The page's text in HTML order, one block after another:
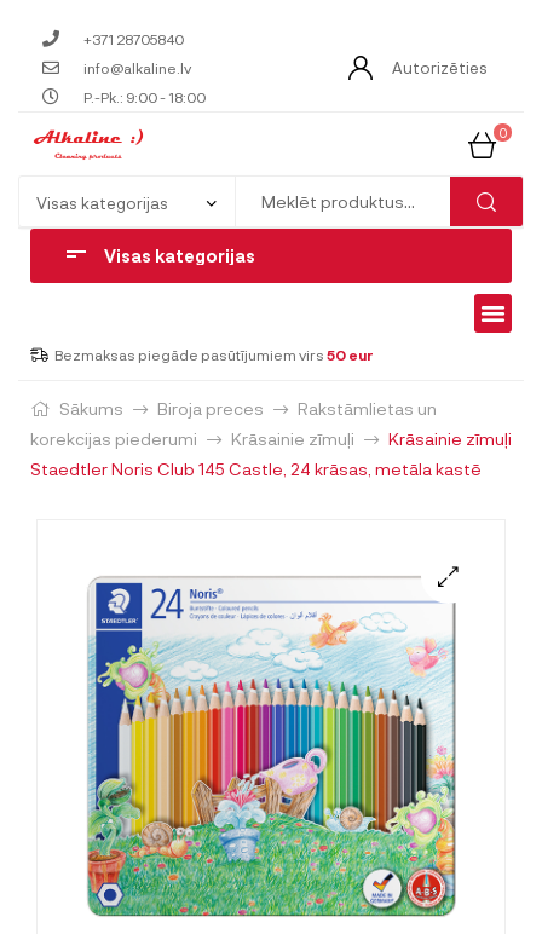
+371 28705840
info@alkaline.lv
P.-Pk.: 9:00 - 18:00
Autorizēties
0
Visas kategorijas
Bezmaksas piegāde pasūtījumiem virs 50 eur
Sākums Biroja preces
Rakstāmlietas un
korekcijas piederumi
Krāsainie zīmuļi
Krāsainie zīmuļi
Staedtler Noris Club 145 Castle, 24 krāsas, metāla kastē